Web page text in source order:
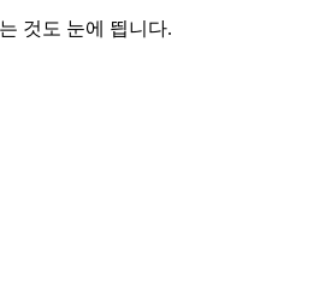
것도 눈에 띕니다.